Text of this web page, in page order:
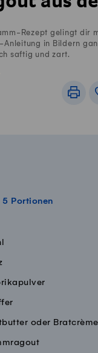
Rezept gelingt dir
in Bildern
saftig und zart.
5 Sterne
4 Portionen anzeigen
für 6 Portionen
5 Portionen
oder Bratcrème